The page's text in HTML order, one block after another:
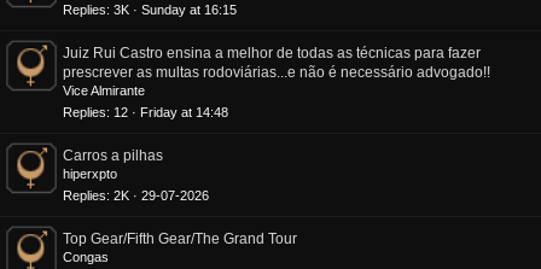
Replies 3K Sunday at 16:15
Juiz Rui Castro ensina a melhor de todas as técnicas para fazer
prescrever as multas rodoviárias...e não é necessário advogado!!
Vice Almirante
Replies
12 Friday at 14:48
Carros a pilhas
hiperxpto
Replies 2K 29-07-2026
Top Gear/Fifth Gear/The Grand Tour
Congas